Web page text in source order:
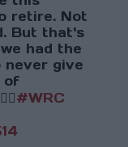
retire. Not
But that's
had the
never give
of
#WRC